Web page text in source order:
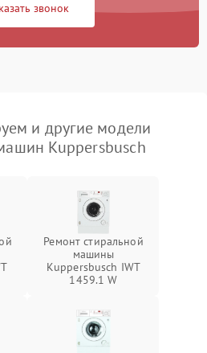
звонок
и другие модели
Kuppersbusch
Ремонт стиральной
машины
Kuppersbusch IWT
1459.1 W